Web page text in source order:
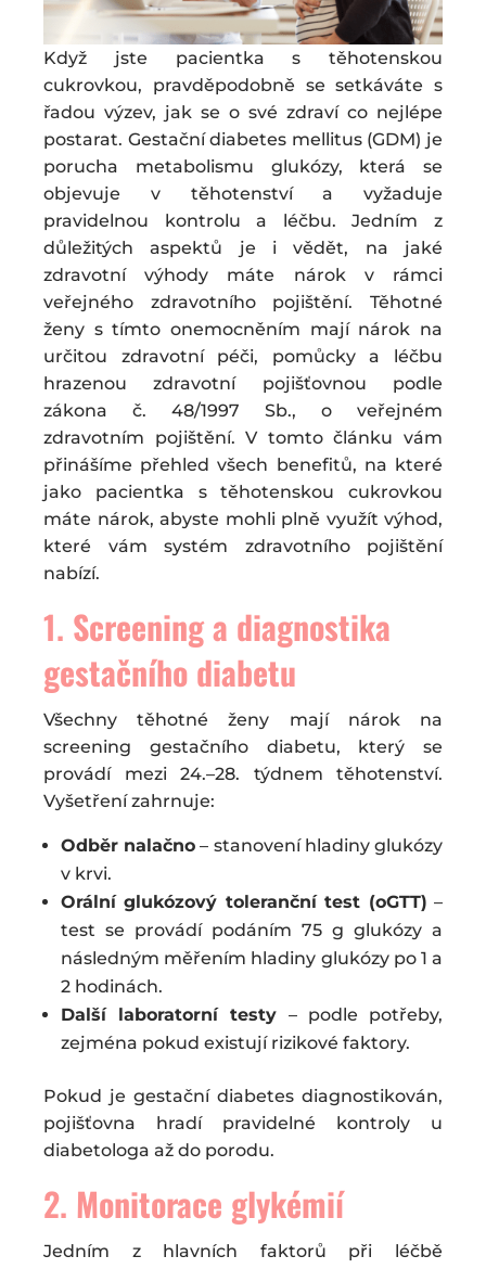
Když jste pacientka s těhotenskou
cukrovkou, pravděpodobně se setkáváte s
řadou výzev, jak se o své zdraví co nejlépe
postarat. Gestační diabetes mellitus (GDM) je
porucha metabolismu glukózy, která se
objevuje v těhotenství a vyžaduje
pravidelnou kontrolu a léčbu. Jedním z
důležitých aspektů je i vědět, na jaké
zdravotní výhody máte nárok v rámci
veřejného zdravotního pojištění. Těhotné
ženy s tímto onemocněním mají nárok na
určitou zdravotní péči, pomůcky a léčbu
hrazenou zdravotní pojišťovnou podle
zákona č. 48/1997 Sb., o veřejném
zdravotním pojištění. V tomto článku vám
přinášíme přehled všech benefitů, na které
jako pacientka s těhotenskou cukrovkou
máte nárok, abyste mohli plně využít výhod,
které vám systém zdravotního pojištění
nabízí.
1. Screening a diagnostika
gestačního diabetu
Všechny těhotné ženy mají nárok na
screening gestačního diabetu, který se
provádí mezi 24.–28. týdnem těhotenství.
Vyšetření zahrnuje:
Odběr nalačno – stanovení hladiny glukózy
v krvi.
Orální glukózový toleranční test (oGTT) –
test se provádí podáním 75 g glukózy a
následným měřením hladiny glukózy po 1 a
2 hodinách.
Další laboratorní testy – podle potřeby,
zejména pokud existují rizikové faktory.
Pokud je gestační diabetes diagnostikován,
pojišťovna hradí pravidelné kontroly u
diabetologa až do porodu.
2. Monitorace glykémií
Jedním z hlavních faktorů při léčbě